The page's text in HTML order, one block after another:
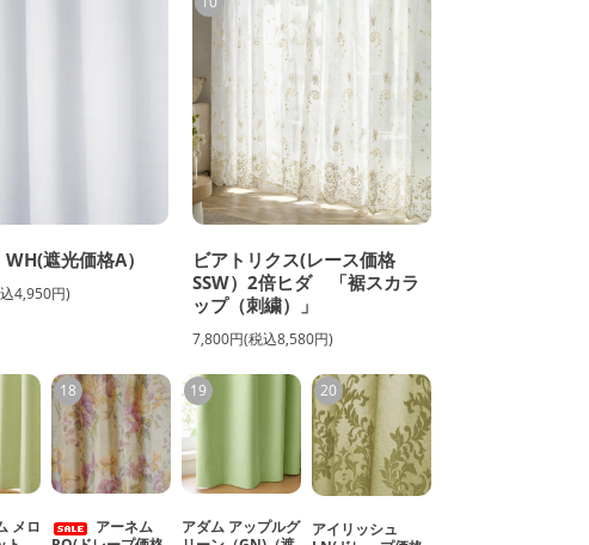
遮光価格A）
4,950円)
ビアトリクス(レース価格
SSW）2倍ヒダ 「裾スカラ
ップ（刺繍）」
7,800円(税込8,580円)
メロ
18
アーネム
19
アダム アップルグ
20
アイリッシュ